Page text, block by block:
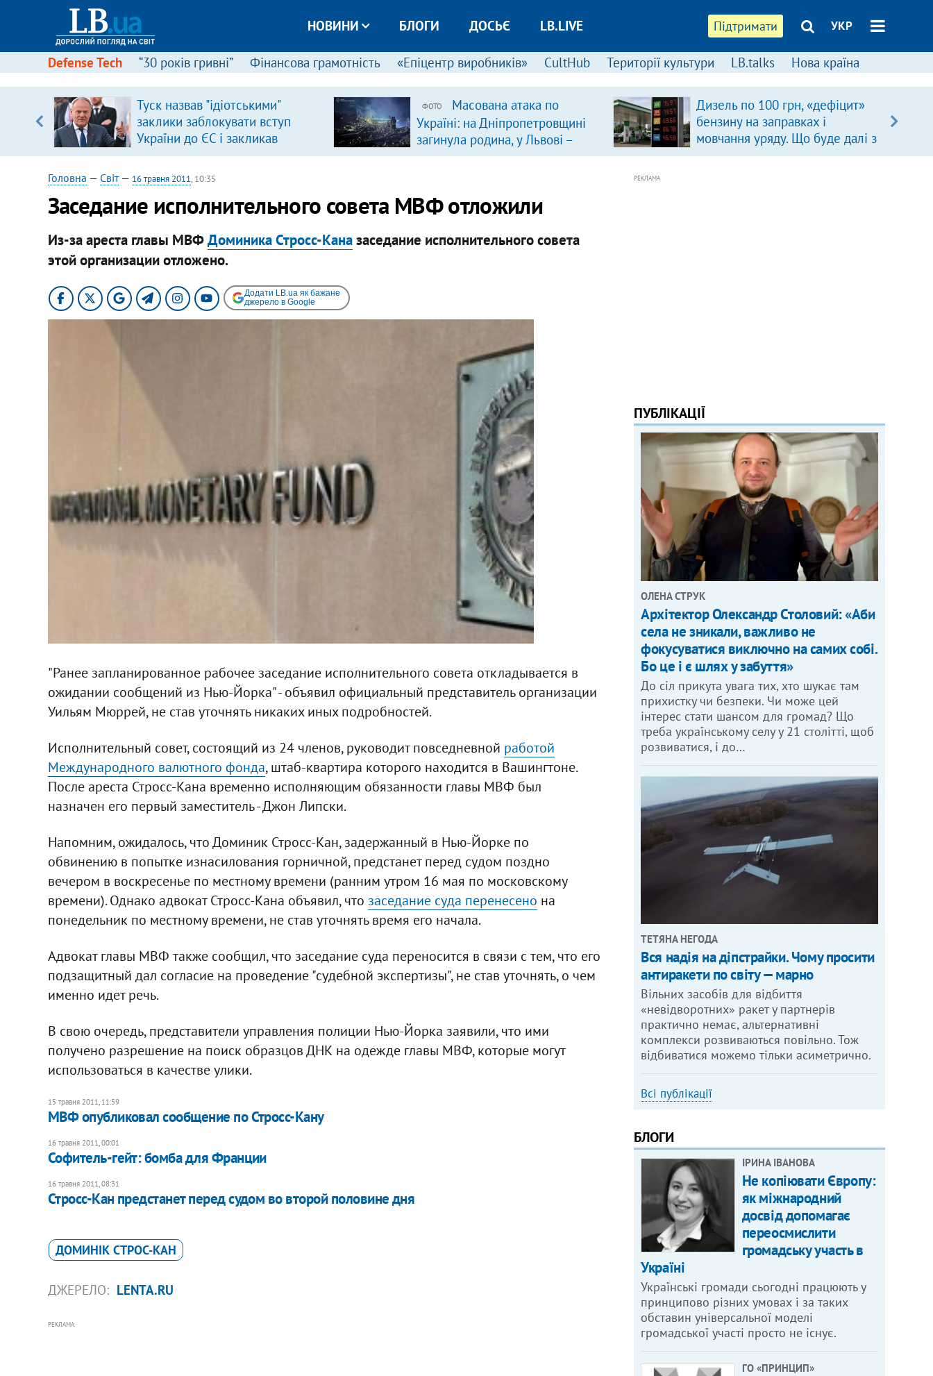
Підтримати УКР
НОВИНИ БЛОГИ ДОСЬЄ LB.LIVE
Defense Tech “30 років гривні” Фінансова грамотність «Епіцентр виробників» CultHub Території культури LB.talks Нова країна
Туск назвав "ідіотськими"
заклики заблокувати вступ
України до ЄС і закликав
припинити антиукраїнську
риторику
ФОТО
Масована атака по
Україні: на Дніпропетровщині
загинула родина, у Львові –
удар по багатоповерхівках
Дизель по 100 грн, «дефіцит»
бензину на заправках і
мовчання уряду. Що буде далі з
цінами на пальне?
Головна — Світ— 16 травня 2011, 10:35
Заседание исполнительного совета МВФ отложили
Из-за ареста главы МВФДоминика Стросс-Каназаседание исполнительного совета
этой организации отложено.
Додати LB.ua як бажане
джерело в Google
"Ранее запланированное рабочее заседание исполнительного совета откладывается в
ожидании сообщений из Нью-Йорка" - объявил официальный представитель организации
Уильям Мюррей, не став уточнять никаких иных подробностей.
Исполнительный совет, состоящий из 24 членов, руководит повседневной работой
Международного валютного фонда, штаб-квартира которого находится в Вашингтоне.
После ареста Стросс-Кана временно исполняющим обязанности главы МВФ был
назначен его первый заместитель - Джон Липски.
Напомним, ожидалось, что Доминик Стросс-Кан, задержанный в Нью-Йорке по
обвинению в попытке изнасилования горничной, предстанет перед судом поздно
вечером в воскресенье по местному времени (ранним утром 16 мая по московскому
времени). Однако адвокат Стросс-Кана объявил, что заседание суда перенесено на
понедельник по местному времени, не став уточнять время его начала.
Адвокат главы МВФ также сообщил, что заседание суда переносится в связи с тем, что его
подзащитный дал согласие на проведение "судебной экспертизы", не став уточнять, о чем
именно идет речь.
В свою очередь, представители управления полиции Нью-Йорка заявили, что ими
получено разрешение на поиск образцов ДНК на одежде главы МВФ, которые могут
использоваться в качестве улики.
15 травня 2011, 11:59
МВФ опубликовал сообщение по Стросс-Кану
16 травня 2011, 00:01
Софитель-гейт: бомба для Франции
16 травня 2011, 08:31
Стросс-Кан предстанет перед судом во второй половине дня
ДОМИНІК СТРОС-КАН
ДЖЕРЕЛО: LENTA.RU
РЕКЛАМА
РЕКЛАМА
ПУБЛІКАЦІЇ
ОЛЕНА СТРУК
Архітектор Олександр Столовий: «Аби
села не зникали, важливо не
фокусуватися виключно на самих собі.
Бо це і є шлях у забуття»
До сіл прикута увага тих, хто шукає там
прихистку чи безпеки. Чи може цей
інтерес стати шансом для громад? Що
треба українському селу у 21 столітті, щоб
розвиватися, і до…
ТЕТЯНА НЕГОДА
Вся надія на діпстрайки. Чому просити
антиракети по світу — марно
Вільних засобів для відбиття
«невідворотних» ракет у партнерів
практично немає, альтернативні
комплекси розвиваються повільно. Тож
відбиватися можемо тільки асиметрично.
Всі публікації
БЛОГИ
ІРИНА ІВАНОВА
Не копіювати Європу:
як міжнародний
досвід допомагає
переосмислити
громадську участь в
Україні
Українські громади сьогодні працюють у
принципово різних умовах і за таких
обставин універсальної моделі
громадської участі просто не існує.
ГО «ПРИНЦИП»